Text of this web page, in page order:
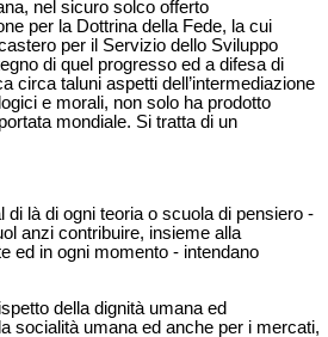
nel sicuro solco offerto
per la Dottrina della Fede, la cui
per il Servizio dello Sviluppo
di quel progresso ed a difesa di
circa taluni aspetti dell’intermediazione
e morali, non solo ha prodotto
mondiale. Si tratta di un
là di ogni teoria o scuola di pensiero -
anzi contribuire, insieme alla
ed in ogni momento - intendano
della dignità umana ed
socialità umana ed anche per i mercati,